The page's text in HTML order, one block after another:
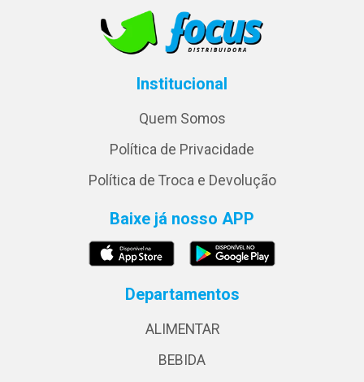
Institucional
Quem Somos
Política de Privacidade
Política de Troca e Devolução
Baixe já nosso APP
Departamentos
ALIMENTAR
BEBIDA